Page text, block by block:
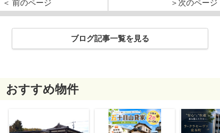
＜ 前のページ
＞次のページ
ブログ記事一覧を見る
おすすめ物件